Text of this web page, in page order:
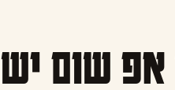
שום